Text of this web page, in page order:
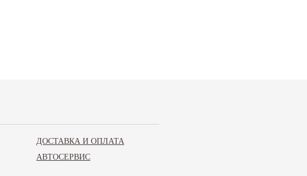
ДОСТАВКА И ОПЛАТА
АВТОСЕРВИС